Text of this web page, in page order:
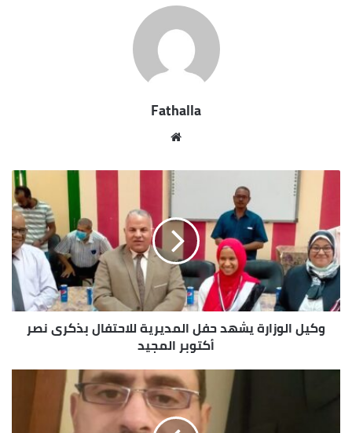
باعتباره الدرع الواقية للوطن ضد أي محاولة للعبث بأمنه
ونوه رئيس الوزراء إلى الاحتفال بيوم القضاء المصرى،
الجمهورية، مؤكداً على دور قضاء مصر الشامخ فى صون
حقوق المواطنين، وتحقيق العدالة الناجزة، التى تنتشر
وصوناً لمقدساته.
وقدم رئيس الوزراء التهنئة لوزير العدل وقضاة مصر
الشرفاء بهذه المناسبة، مؤكداً الاحترام الكامل للسلطة
القضائية، وبما يضمن صون استقلالها الكامل، مشيداً فى
هذا الصدد بما يتم بذله من جهود فى إطار تطوير
منظومة التقاضى على مستوى الجمهورية، والتى
تسهم فى تيسير الإجراءات على المتعامل مع هذه
المنظومة.
وتطرق رئيس الوزراء خلال الاجتماع إلى زيارة الدكتور بشر
الخصاونة، رئيس وزراء المملكة الأردنية الهاشمية،
والوفد المرافق له، واستقباله بمقر مجلس الوزراء بالحي
Fathalla
وكيل الوزارة يشهد حفل المديرية للاحتفال بذكرى نصر
أكتوبر المجيد